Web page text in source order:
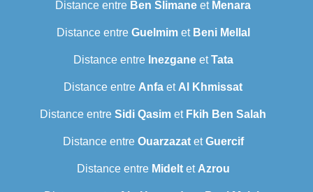
Distance entre Ben Slimane et Menara
Distance entre Guelmimet Beni Mellal
Distance entre InezganeetTata
Distance entre Anfa et Al Khmissat
Distance entre Sidi Qasim et Fkih Ben Salah
Distance entre OuarzazatetGuercif
Distance entre Mideltet Azrou